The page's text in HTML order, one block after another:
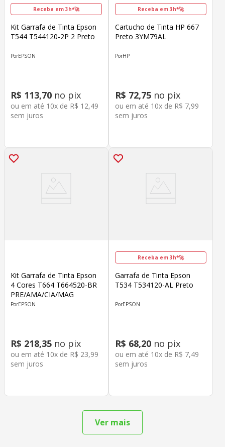
Receba em 3h*🚀
Kit Garrafa de Tinta Epson
T544 T544120-2P 2 Preto
EPSON
R$ 113,70 no pix
ou em até 10x de R$ 12,49
sem juros
Receba em 3h*🚀
Cartucho de Tinta HP 667
Preto 3YM79AL
HP
R$ 72,75 no pix
ou em até 10x de R$ 7,99
sem juros
Kit Garrafa de Tinta Epson
4 Cores T664 T664520-BR
PRE/AMA/CIA/MAG
EPSON
R$ 218,35 no pix
ou em até 10x de R$ 23,99
sem juros
Receba em 3h*🚀
Garrafa de Tinta Epson
T534 T534120-AL Preto
EPSON
R$ 68,20 no pix
ou em até 10x de R$ 7,49
sem juros